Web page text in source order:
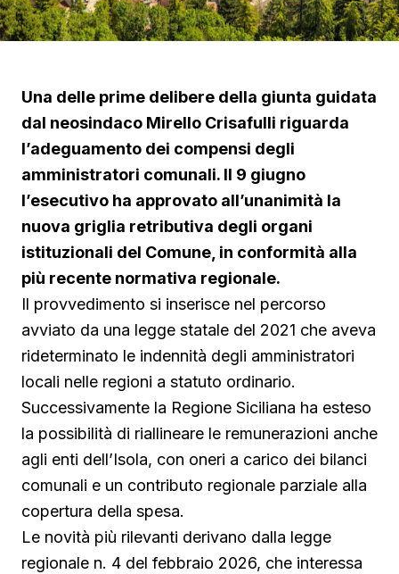
Una delle prime delibere della giunta guidata
dal neosindaco Mirello Crisafulli riguarda
l’adeguamento dei compensi degli
amministratori comunali. Il 9 giugno
l’esecutivo ha approvato all’unanimità la
nuova griglia retributiva degli organi
istituzionali del Comune, in conformità alla
più recente normativa regionale.
Il provvedimento si inserisce nel percorso
avviato da una legge statale del 2021 che aveva
rideterminato le indennità degli amministratori
locali nelle regioni a statuto ordinario.
Successivamente la Regione Siciliana ha esteso
la possibilità di riallineare le remunerazioni anche
agli enti dell’Isola, con oneri a carico dei bilanci
comunali e un contributo regionale parziale alla
copertura della spesa.
Le novità più rilevanti derivano dalla legge
regionale n. 4 del febbraio 2026, che interessa